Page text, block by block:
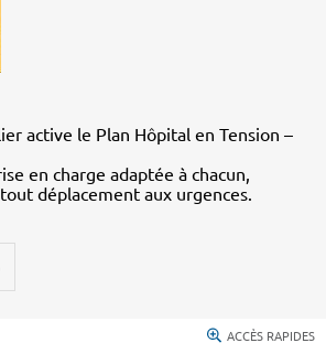
active le Plan Hôpital en Tension –
en charge adaptée à chacun,
déplacement aux urgences.
ACCÈS RAPIDES